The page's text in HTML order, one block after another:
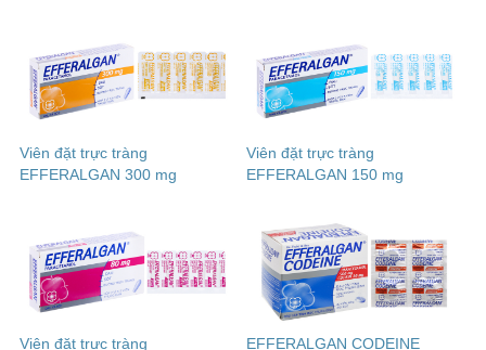
Viên đặt trực tràng
EFFERALGAN 300 mg
Viên đặt trực tràng
EFFERALGAN 150 mg
Viên đặt trực tràng EFFERALGAN CODEINE